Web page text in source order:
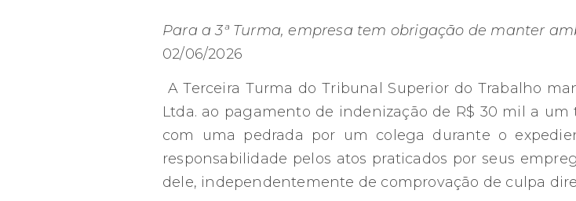
Para a 3ª Turma, empresa tem obrigação de manter
02/06/2026
A Terceira Turma do Tribunal Superior do Trabalho
Ltda. ao pagamento de indenização de R$ 30 mil a
com uma pedrada por um colega durante o
responsabilidade pelos atos praticados por seus
dele, independentemente de comprovação de culpa